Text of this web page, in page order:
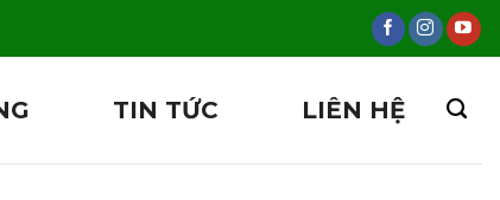
TIN TỨC LIÊN HỆ